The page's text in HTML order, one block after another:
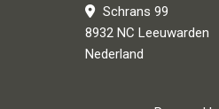
Schrans 99
8932 NC Leeuwarden
Nederland